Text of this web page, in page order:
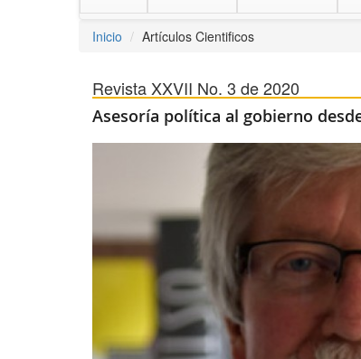
Inicio Artículos Cientificos
Revista XXVII No. 3 de 2020
Asesoría política al gobierno